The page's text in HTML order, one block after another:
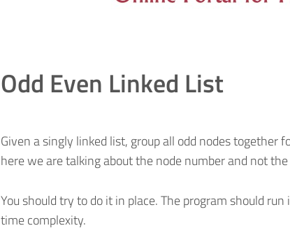
Odd Even Linked List
Given a singly linked list, group all odd nodes together
here we are talking about the node number and not
You should try to do it in place. The program should
time complexity.